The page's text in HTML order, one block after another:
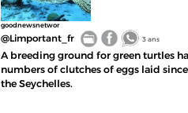
goodnewsnetwor
@Limportant_fr 3 ans
A breeding ground for green turtles
numbers of clutches of eggs laid
the Seychelles.